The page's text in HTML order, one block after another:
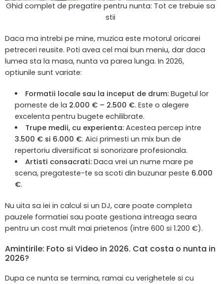
Ghid complet de pregatire pentru nunta: Tot ce trebuie sa
stii
Daca ma intrebi pe mine, muzica este motorul oricarei
petreceri reusite. Poti avea cel mai bun meniu, dar daca
lumea sta la masa, nunta va parea lunga. In 2026,
optiunile sunt variate:
Formatii locale sau la inceput de drum:Bugetul lor
porneste de la 2.000 € – 2.500 €. Este o alegere
excelenta pentru bugete echilibrate.
Trupe medii, cu experienta:Acestea percep intre
3.500 € si 6.000 €. Aici primesti un mix bun de
repertoriu diversificat si sonorizare profesionala.
Artisti consacrati:Daca vrei un nume mare pe
scena, pregateste-te sa scoti din buzunar peste 6.000
€.
Nu uita sa iei in calcul si un DJ, care poate completa
pauzele formatiei sau poate gestiona intreaga seara
pentru un cost mult mai prietenos (intre 600 si 1.200 €).
Amintirile: Foto si Video in 2026. Cat costa o nunta in
2026?
Dupa ce nunta se termina, ramai cu verighetele si cu